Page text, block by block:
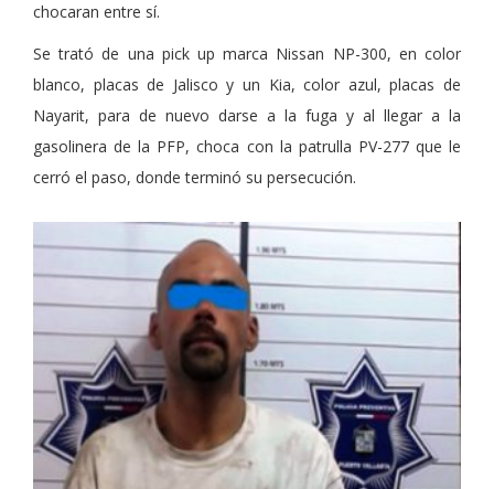
chocaran entre sí.
Se trató de una pick up marca Nissan NP-300, en color
blanco, placas de Jalisco y un Kia, color azul, placas de
Nayarit, para de nuevo darse a la fuga y al llegar a la
gasolinera de la PFP, choca con la patrulla PV-277 que le
cerró el paso, donde terminó su persecución.